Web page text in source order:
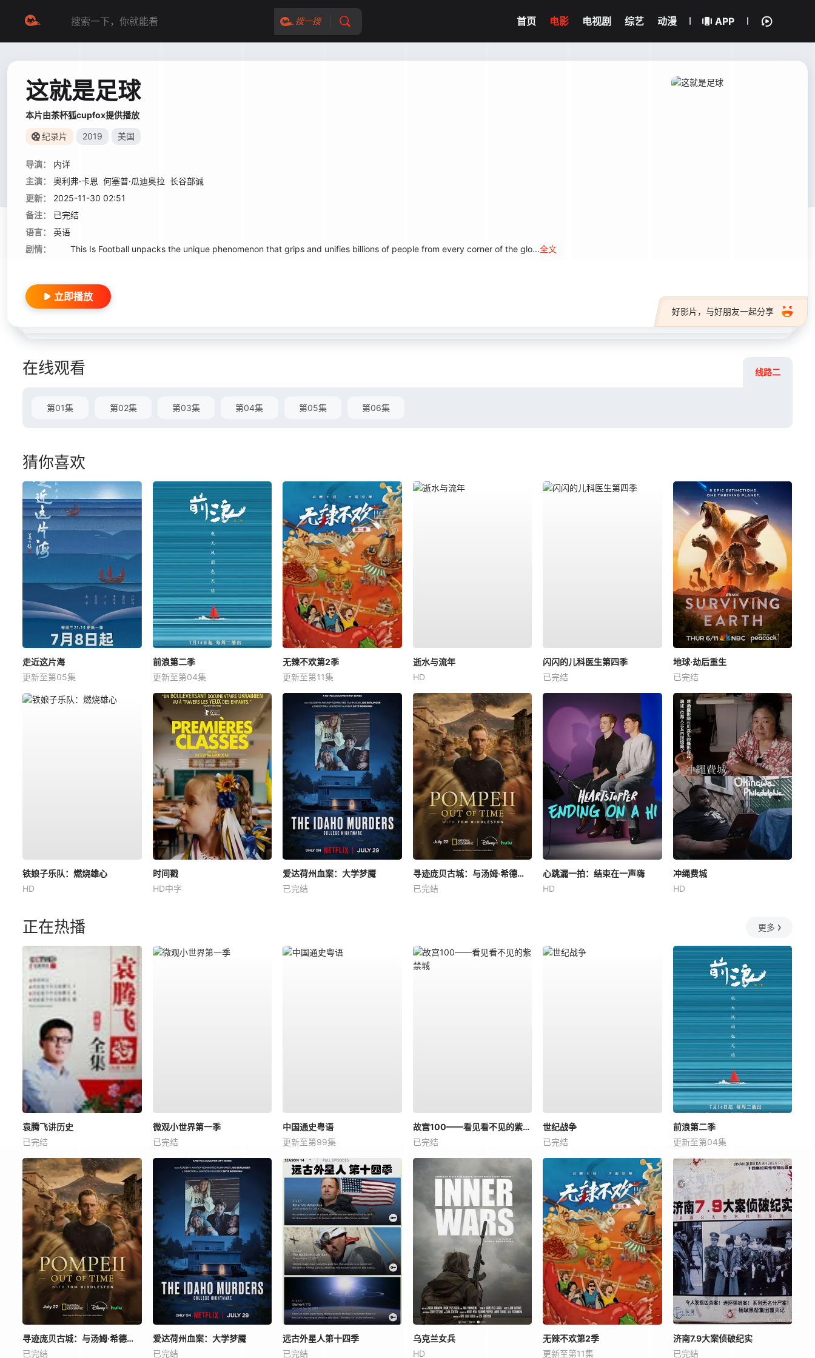
搜一搜 首页 电影 电视剧 综艺 动漫 APP
这就是足球
本片由茶杯狐cupfox提供播放
纪录片 2019 美国
导演：
内详
主演：
奥利弗·卡恩 何塞普·瓜迪奥拉 长谷部诚
更新：
2025-11-30 02:51
备注：
已完结
语言：
英语
剧情：
This Is Football unpacks the unique phenomenon that grips and unifies billions of people from every corner of the glo...全文
好影片，与好朋友一起分享
立即播放
在线观看 线路二
第01集 第02集 第03集 第04集 第05集 第06集
猜你喜欢
走近这片海
更新至第05集
前浪第二季
更新至第04集
无辣不欢第2季
更新至第11集
逝水与流年
HD
闪闪的儿科医生第四季
已完结
地球·劫后重生
已完结
铁娘子乐队：燃烧雄心
HD
时间戳
HD中字
爱达荷州血案：大学梦魇
已完结
寻迹庞贝古城：与汤姆·希德勒斯顿同行
已完结
心跳漏一拍：结束在一声嗨
HD
冲绳费城
HD
正在热播 更多
袁腾飞讲历史
已完结
微观小世界第一季
已完结
中国通史粤语
更新至第99集
故宫100——看见看不见的紫禁城
已完结
世纪战争
已完结
前浪第二季
更新至第04集
寻迹庞贝古城：与汤姆·希德勒斯顿同行
已完结
爱达荷州血案：大学梦魇
已完结
远古外星人第十四季
已完结
乌克兰女兵
HD
无辣不欢第2季
更新至第11集
济南7.9大案侦破纪实
已完结